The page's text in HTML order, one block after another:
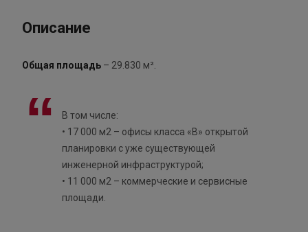
Описание
Общая площадь – 29.830 м².
В том числе:
• 17 000 м2 – офисы класса «В» открытой
планировки с уже существующей
инженерной инфраструктурой;
• 11 000 м2 – коммерческие и сервисные
площади.